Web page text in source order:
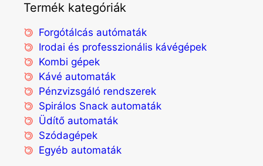
Termék kategóriák
Forgótálcás autómaták
Irodai és professzionális kávégépek
Kombi gépek
Kávé automaták
Pénzvizsgáló rendszerek
Spirálos Snack automaták
Üdítő automaták
Szódagépek
Egyéb automaták